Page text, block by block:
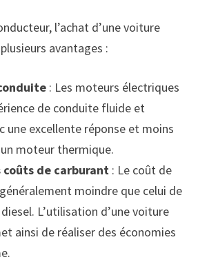
l’achat d’une voiture
avantages :
: Les moteurs électriques
de conduite fluide et
une excellente réponse et moins
moteur thermique.
coûts de carburant: Le coût de
moindre que celui de
diesel. L’utilisation d’une voiture
ainsi de réaliser des économies